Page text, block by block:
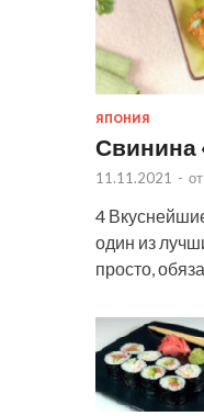
ЯПОНИЯ
Свинина
11.11.2021 - от
4
один из
просто,